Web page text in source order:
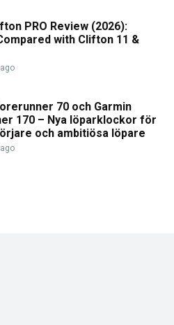
PRO Review (2026):
with Clifton 11 &
70 och Garmin
170 – Nya löparklockor för
och ambitiösa löpare